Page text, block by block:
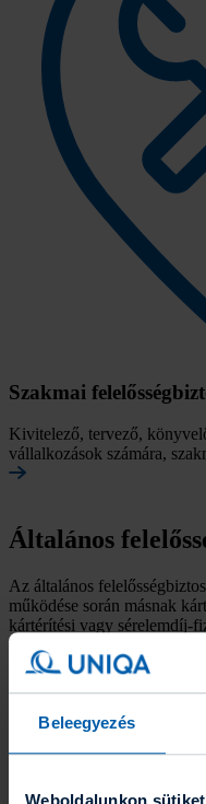
Beleegyezés
Szakmai
Kivitelező, tervező,
vállalkozások számára,
Általános
Az általános
működése során másnak
kártérítési vagy sérelemdíj-
fel cégével szemben. A
feltételek szerint megtéríti